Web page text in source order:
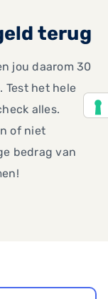
terug
jou daarom 30
Test het hele
alles.
of niet
bedrag van